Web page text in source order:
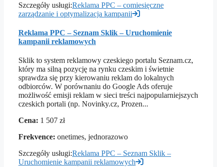
Szczegóły usługi:Reklama PPC – comiesięczne
zarządzanie i optymalizacja kampanii
Reklama PPC – Seznam Sklik – Uruchomienie
kampanii reklamowych
Sklik to system reklamowy czeskiego portalu Seznam.cz,
który ma silną pozycję na rynku czeskim i świetnie
sprawdza się przy kierowaniu reklam do lokalnych
odbiorców. W porównaniu do Google Ads oferuje
możliwość emisji reklam w sieci treści najpopularniejszych
czeskich portali (np. Novinky.cz, Prozen...
Cena: 1 507 zł
Frekvence: onetimes, jednorazowo
Szczegóły usługi:Reklama PPC – Seznam Sklik –
Uruchomienie kampanii reklamowych